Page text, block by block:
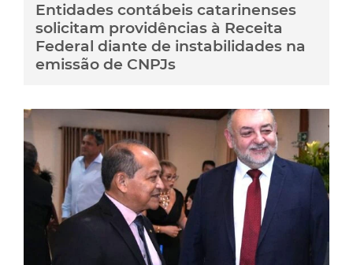
Entidades contábeis catarinenses
solicitam providências à Receita
Federal diante de instabilidades na
emissão de CNPJs